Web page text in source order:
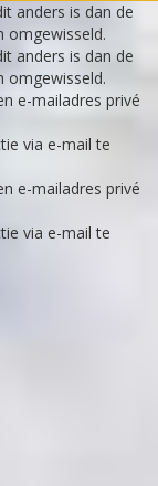
anders is dan de
omgewisseld.
anders is dan de
omgewisseld.
e-mailadres privé
via e-mail te
e-mailadres privé
via e-mail te